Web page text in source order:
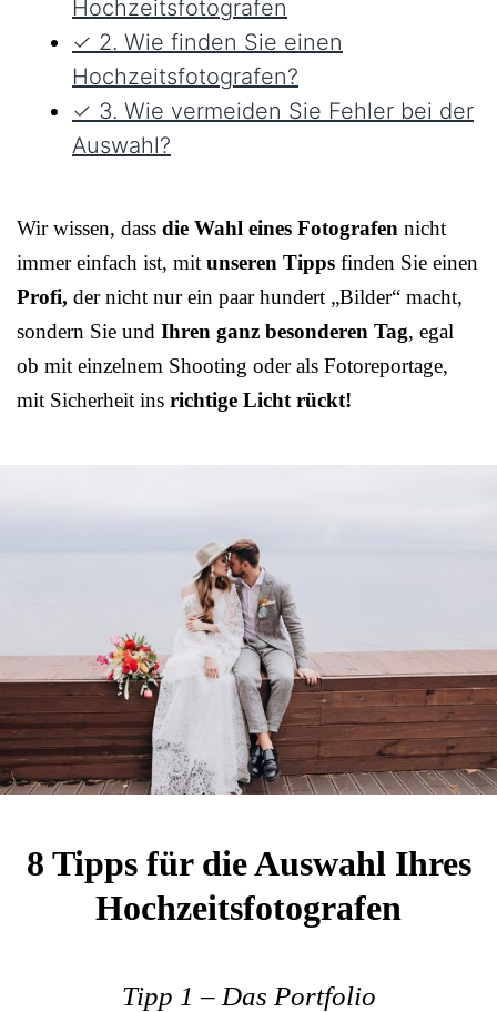
Hochzeitsfotografen
✓ 2. Wie finden Sie einen
Hochzeitsfotografen?
✓ 3. Wie vermeiden Sie Fehler bei der
Auswahl?
Wir wissen, dass die Wahl eines Fotografen nicht
immer einfach ist, mit unseren Tipps finden Sie einen
Profi, der nicht nur ein paar hundert „Bilder“ macht,
sondern Sie und Ihren ganz besonderen Tag, egal
ob mit einzelnem Shooting oder als Fotoreportage,
mit Sicherheit ins richtige Licht rückt!
8 Tipps für die Auswahl Ihres
Hochzeitsfotografen
Tipp 1 – Das Portfolio